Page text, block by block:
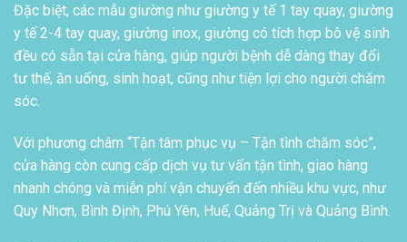
Đặc biệt, các mẫu giường như giường y tế 1 tay quay, giường
y tế 2-4 tay quay, giường inox, giường có tích hợp bô vệ sinh
đều có sẵn tại cửa hàng, giúp người bệnh dễ dàng thay đổi
tư thế, ăn uống, sinh hoạt, cũng như tiện lợi cho người chăm
sóc.
Với phương châm “Tận tâm phục vụ – Tận tình chăm sóc”,
cửa hàng còn cung cấp dịch vụ tư vấn tận tình, giao hàng
nhanh chóng và miễn phí vận chuyển đến nhiều khu vực, như
Quy Nhơn, Bình Định, Phú Yên, Huế, Quảng Trị và Quảng Bình.